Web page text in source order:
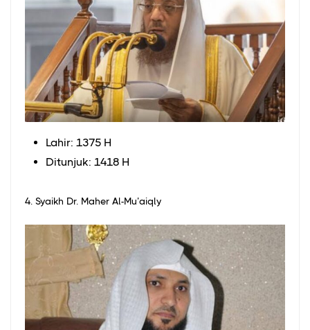
Lahir: 1375 H
Ditunjuk: 1418 H
4. Syaikh Dr. Maher Al-Mu’aiqly